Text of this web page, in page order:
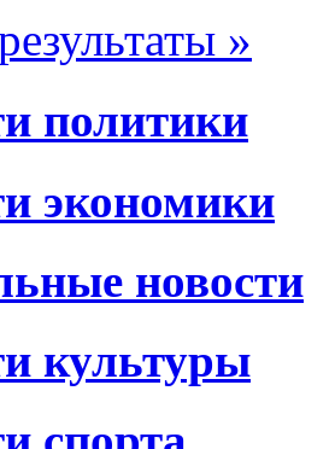
»
политики
экономики
новости
культуры